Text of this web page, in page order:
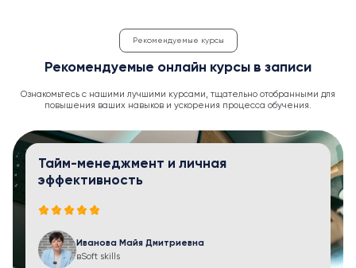
Рекомендуемые курсы
Рекомендуемые онлайн курсы в записи
Ознакомьтесь с нашими лучшими курсами, тщательно отобранными для
повышения ваших навыков и ускорения процесса обучения.
Тайм-менеджмент и личная
эффективность
Иванова Майя Дмитриевна
вSoft skills